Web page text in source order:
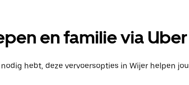
en familie via Uber
hebt, deze vervoersopties in Wijer helpen jou